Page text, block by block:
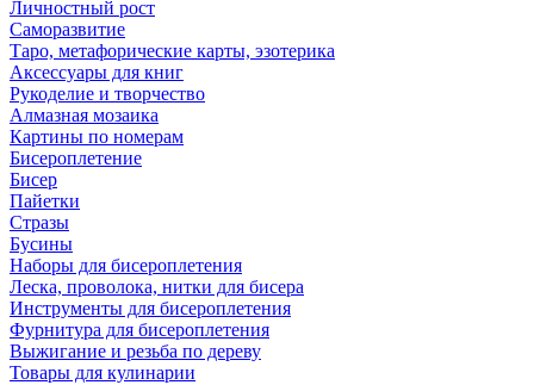
Личностный рост
Саморазвитие
Таро, метафорические карты, эзотерика
Аксессуары для книг
Рукоделие и творчество
Алмазная мозаика
Картины по номерам
Бисероплетение
Бисер
Пайетки
Стразы
Бусины
Наборы для бисероплетения
Леска, проволока, нитки для бисера
Инструменты для бисероплетения
Фурнитура для бисероплетения
Выжигание и резьба по дереву
Товары для кулинарии